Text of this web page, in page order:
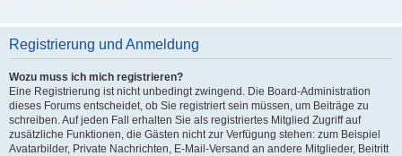
Registrierung und Anmeldung
Wozu muss ich mich registrieren?
Eine Registrierung ist nicht unbedingt zwingend. Die Board-Administration
dieses Forums entscheidet, ob Sie registriert sein müssen, um Beiträge zu
schreiben. Auf jeden Fall erhalten Sie als registriertes Mitglied Zugriff auf
zusätzliche Funktionen, die Gästen nicht zur Verfügung stehen: zum Beispiel
Avatarbilder, Private Nachrichten, E-Mail-Versand an andere Mitglieder, Beitritt